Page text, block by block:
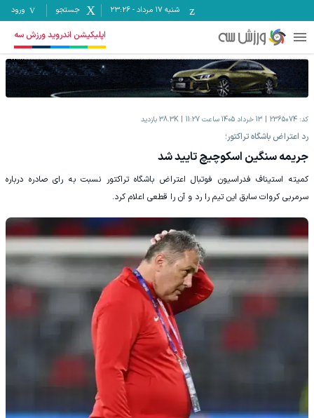
شنبه ۱۷ مرداد -
23:26 جستجو ورود
اپلیکیشن اندروید ورزش سه
کد: 2365074 13 خرداد 1405 ساعت 11:27 38.3K بازدید
رد اعتراض باشگاه تراکتور؛
جریمه سنگین اسکوچیچ تایید شد
کمیته استیناف فدراسیون فوتبال اعتراض باشگاه تراکتور نسبت به رای صادره درباره
سرمربی کروات سابق این تیم را رد و آن را قطعی اعلام کرد.